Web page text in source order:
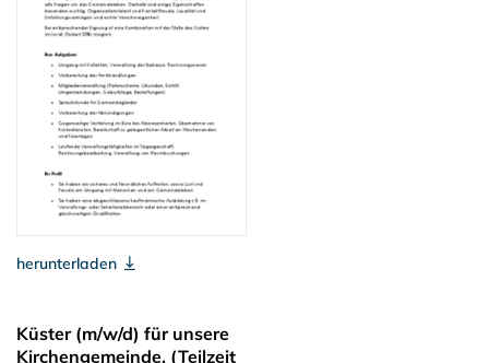
herunterladen
Küster (m/w/d) für unsere
Kirchengemeinde. (Teilzeit